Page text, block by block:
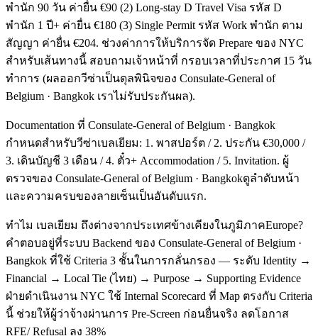
พำนัก 90 วัน ค่ายื่น €90 (2) Long-stay D Travel Visa รหัส D
พำนัก 1 ปี+ ค่ายื่น €180 (3) Single Permit รหัส Work พำนัก ตาม
สัญญา ค่ายื่น €204. ช่วงค่าการให้บริการจัด Prepare ของ NYC
สำหรับเส้นทางนี้ สอบถามเจ้าหน้าที่ กรอบเวลาที่ประกาศ 15 วัน
ทำการ (ผลออกวีซ่าเป็นดุลพินิจของ Consulate-General of
Belgium · Bangkok เราไม่รับประกันผล).
Documentation ที่ Consulate-General of Belgium · Bangkok
กำหนดสำหรับวีซ่าเบลเยียม: 1. พาสปอร์ต / 2. ประกัน €30,000 /
3. เดินบัญชี 3 เดือน / 4. ตั๋ว+ Accommodation / 5. Invitation. ผู้
ตรวจของ Consulate-General of Belgium · Bangkokดูลำดับหน้า
และความครบของลายเซ็นเป็นอันดับแรก.
ทำไม เบลเยียม ถึงต่างจากประเทศข้างเคียงในภูมิภาคEurope?
คำตอบอยู่ที่ระบบ Backend ของ Consulate-General of Belgium ·
Bangkok ที่ใช้ Criteria 3 ชั้นในการกลั่นกรอง — ระดับ Identity →
Financial → Local Tie (ไทย) → Purpose → Supporting Evidence
ฝ่ายดำเนินงาน NYC ใช้ Internal Scorecard ที่ Map ตรงกับ Criteria
นี้ ช่วยให้ผู้ว่าจ้างผ่านการ Pre-Screen ก่อนยื่นจริง ลดโอกาส
RFE/ Refusal ลง 38%